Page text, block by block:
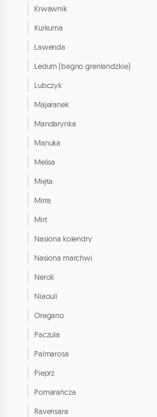
Krwawnik
Kurkuma
Lawenda
Ledum (bagno grenlandzkie)
Lubczyk
Majeranek
Mandarynka
Manuka
Melisa
Mięta
Mirra
Mirt
Nasiona kolendry
Nasiona marchwi
Neroli
Niaouli
Oregano
Paczula
Palmarosa
Pieprz
Pomarańcza
Ravensara